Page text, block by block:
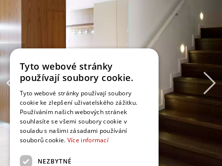
Tyto webové stránky
používají soubory cookie.
Tyto webové stránky používají soubory
cookie ke zlepšení uživatelského zážitku.
Používáním našich webových stránek
souhlasíte se všemi soubory cookie v
souladu s našimi zásadami používání
souborů cookie. Více informací
NEZBYTNÉ